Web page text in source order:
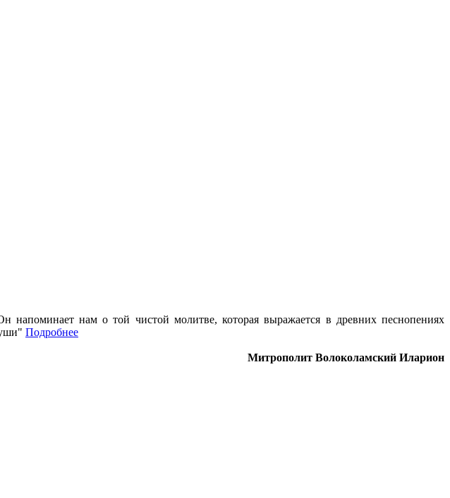
нам о той чистой молитве, которая выражается в древних песнопениях
Подробнее
Митрополит Волоколамский Иларион